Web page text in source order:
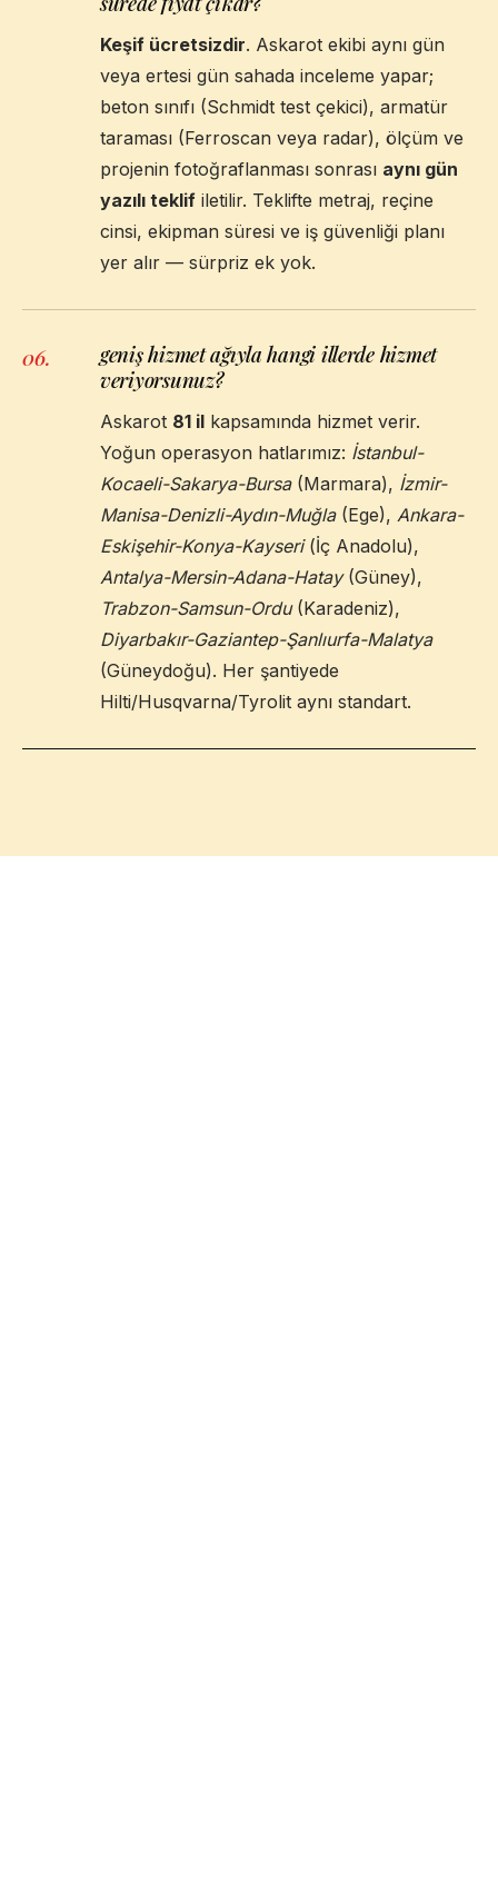
Keşif ücretsizdir. Askarot ekibi aynı gün
veya ertesi gün sahada inceleme yapar;
beton sınıfı (Schmidt test çekici), armatür
taraması (Ferroscan veya radar), ölçüm ve
projenin fotoğraflanması sonrası aynı gün
yazılı teklif iletilir. Teklifte metraj, reçine
cinsi, ekipman süresi ve iş güvenliği planı
yer alır — sürpriz ek yok.
06.
geniş hizmet ağıyla hangi illerde hizmet
veriyorsunuz?
Askarot 81 il kapsamında hizmet verir.
Yoğun operasyon hatlarımız: İstanbul-
Kocaeli-Sakarya-Bursa(Marmara), İzmir-
Manisa-Denizli-Aydın-Muğla(Ege), Ankara-
Eskişehir-Konya-Kayseri(İç Anadolu),
Antalya-Mersin-Adana-Hatay(Güney),
Trabzon-Samsun-Ordu(Karadeniz),
Diyarbakır-Gaziantep-Şanlıurfa-Malatya
(Güneydoğu). Her şantiyede
Hilti/Husqvarna/Tyrolit aynı standart.